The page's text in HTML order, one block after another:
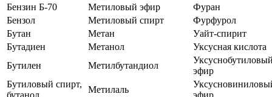
Бензин Б-70
Метиловый эфир
Фуран
Бензол
Метиловый спирт
Фурфурол
Бутан
Метан
Уайт-спирит
Бутадиен
Метанол
Уксусная кислота
Бутилен
Метилбутандиол
эфир
Бутиловый спирт,
бутанол
Метилаль
эфир